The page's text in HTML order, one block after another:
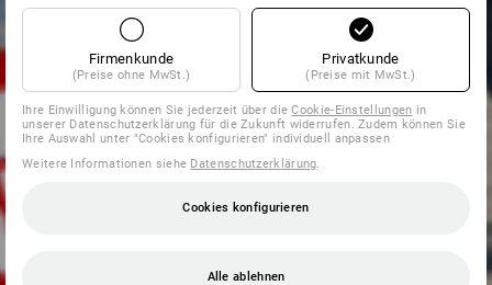
Firmenkunde
(Preise ohne MwSt.)
Privatkunde
(Preise mit MwSt.)
Ihre Einwilligung können Sie jederzeit über dieCookie-Einstellungen in
unserer Datenschutzerklärung für die Zukunft widerrufen. Zudem können Sie
Ihre Auswahl unter "Cookies konfigurieren" individuell anpassen
Weitere Informationen siehe Datenschutzerklärung.
Cookies konfigurieren
Alle ablehnen